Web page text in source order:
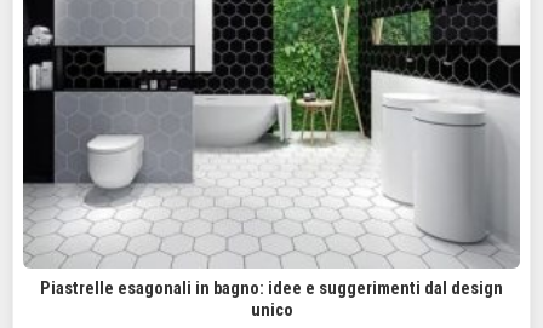
Piastrelle esagonali in bagno: idee e suggerimenti dal design
unico